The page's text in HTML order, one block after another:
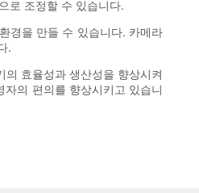
로 조정할 수 있습니다.
경을 만들 수 있습니다. 카메라
.
효율성과 생산성을 향상시켜
의 편의를 향상시키고 있습니